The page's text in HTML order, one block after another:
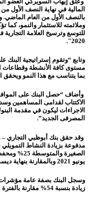
بالنصف الأول من العام الماضي.
وملائمته للاستثمار والنمو، كما
للتوسع وترسيخ العلامة
2020″.
وتابع “وتقوم إستراتيجية
مستوى كافة الأنشطة وقطاعات
بما يتناسب مع هذا النمو ويحقق
وأضاف “حصل البنك على
الاكتتاب لقدامى المساهمين
الاجراءات ليكون في مقدمة
المصرفى الجديد”.
وقد حقق بنك أبوظبي التجاري
مدفوعة بزيادة النشاط
يونيو 2021 وبالمقارنة بنهاية ديسمبر 2020.
وسجل البنك بصفة عامة
زيادة بنسبة 54% مقارنة بالفترة المثيلة من العام الماضى ليصل إلى 1.9%.